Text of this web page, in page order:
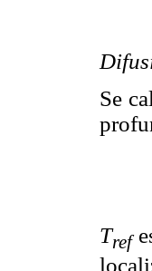
Se
Tref